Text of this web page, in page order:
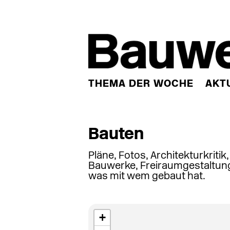
THEMA DER WOCHE
Bauten
Pläne, Fotos,
Bauwerke,
was mit wem gebaut hat.
+